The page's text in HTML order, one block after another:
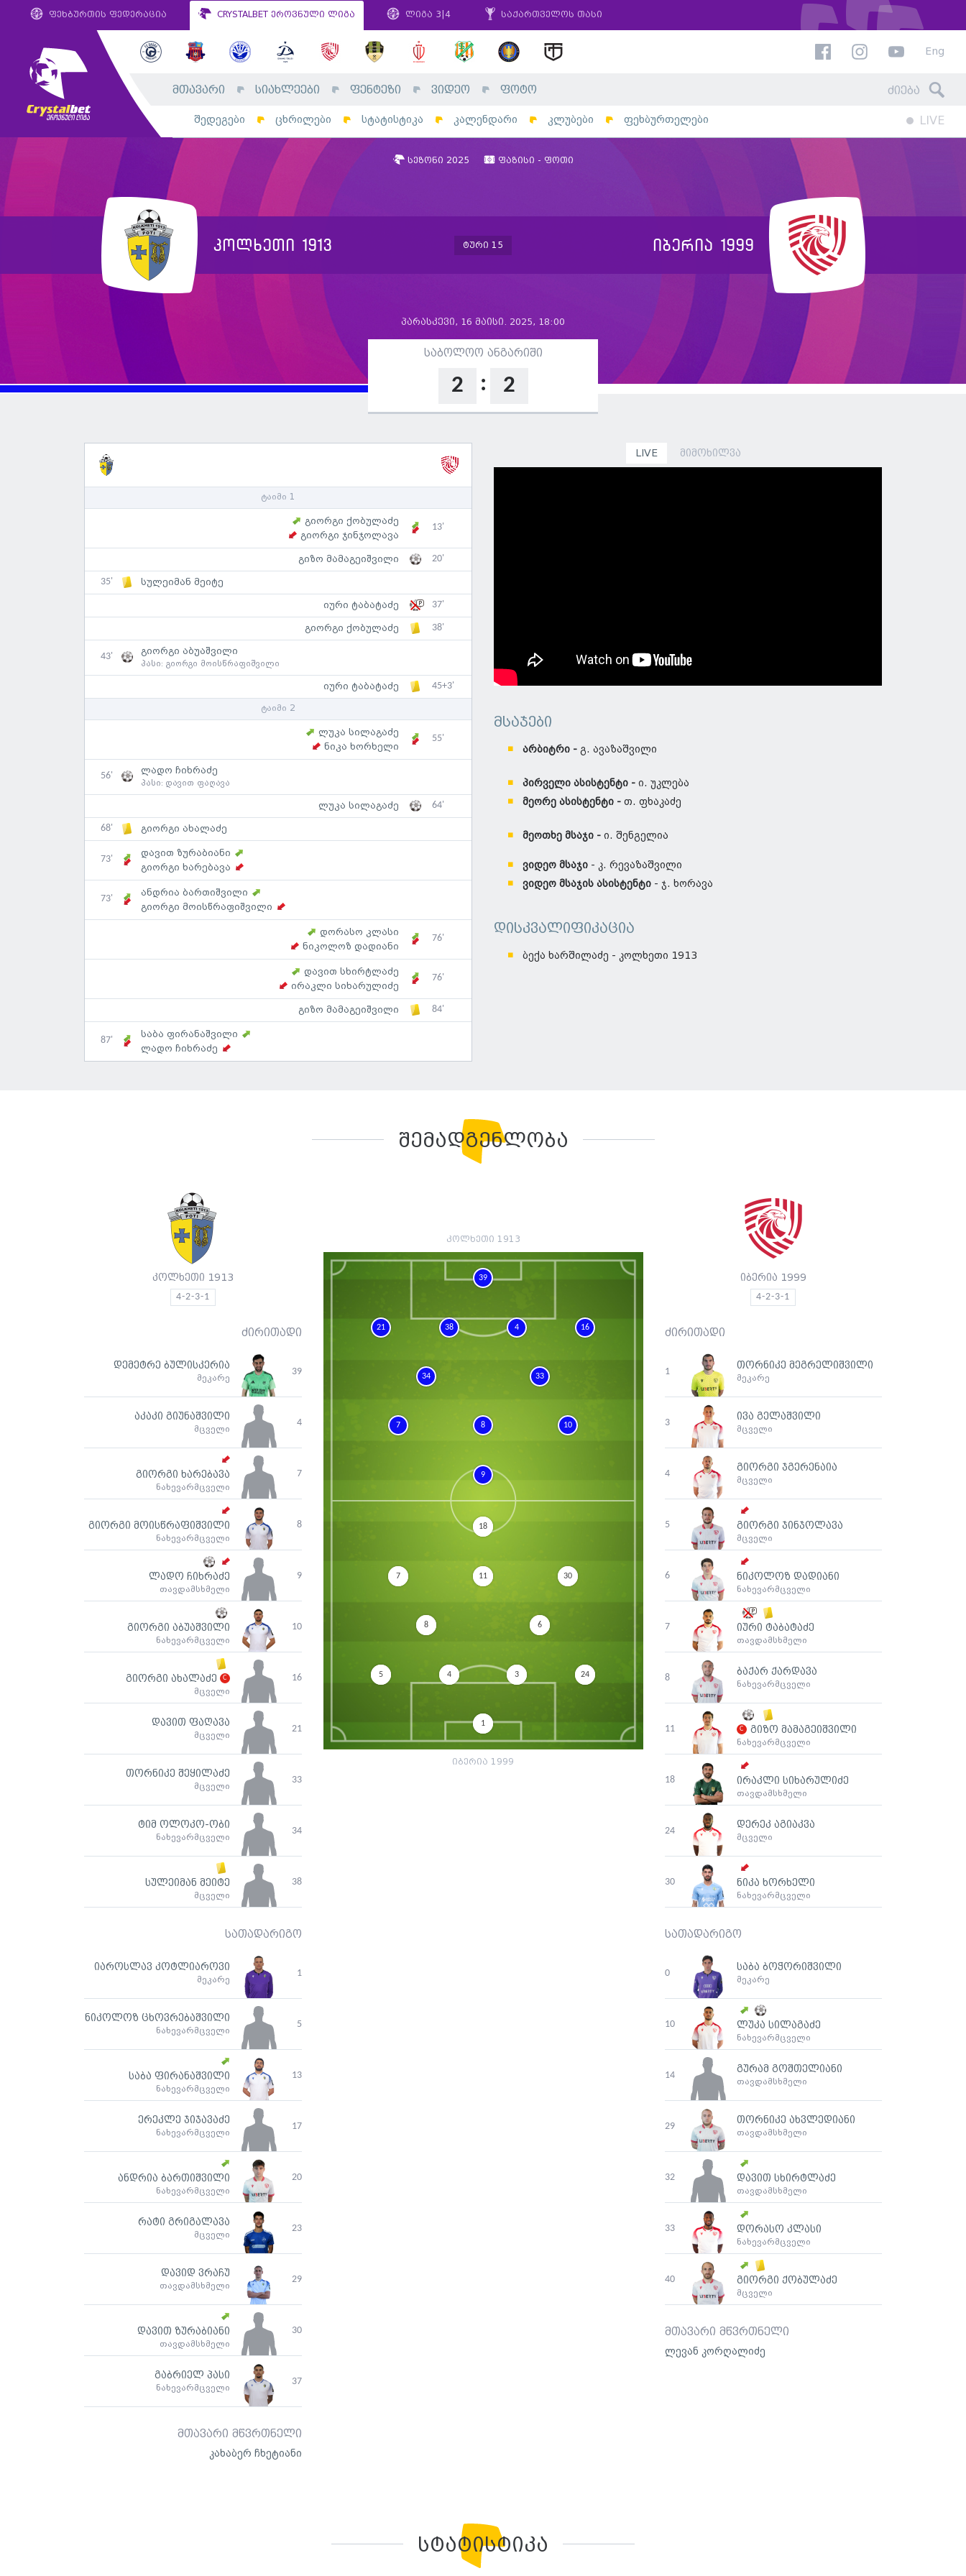
ფეხბურთის ფედერაცია CRYSTALBET ეროვნული ლიგა ლიგა 3|4 საქართველოს თასი
Eng
მთავარი სიახლეები ფენტეზი ვიდეო ფოტო
შედეგები ცხრილები სტატისტიკა კალენდარი კლუბები ფეხბურთელები LIVE
სეზონი 2025 ფაზისი - ფოთი
კოლხეთი 1913 ტური 15 იბერია 1999
პარასკევი, 16 მაისი. 2025, 18:00
საბოლოო ანგარიში
2 : 2
ტაიმი 1
გიორგი ქობულაძე
გიორგი ჯინჯოლავა
13'
გიზო მამაგეიშვილი 20'
35' სულეიმან მეიტე
იური ტაბატაძე 37'
გიორგი ქობულაძე 38'
43' გიორგი აბუაშვილი
პასი: გიორგი მოისწრაფიშვილი
იური ტაბატაძე 45+3'
ტაიმი 2
ლუკა სილაგაძე
ნიკა ხორხელი
55'
56' ლადო ჩიხრაძე
პასი: დავით ფაღავა
ლუკა სილაგაძე 64'
68' გიორგი ახალაძე
73'
დავით ზურაბიანი
გიორგი ხარებავა
73'
ანდრია ბართიშვილი
გიორგი მოისწრაფიშვილი
დორასო კლასი
ნიკოლოზ დადიანი
76'
დავით სხირტლაძე
ირაკლი სიხარულიძე
76'
გიზო მამაგეიშვილი 84'
87'
საბა ფირანაშვილი
ლადო ჩიხრაძე
LIVE მიმოხილვა
მსაჯები
არბიტრი - გ. ავაზაშვილი
პირველი ასისტენტი - ი. უკლება
მეორე ასისტენტი - თ. ფხაკაძე
მეოთხე მსაჯი - ი. შენგელია
ვიდეო მსაჯი - კ. რევაზაშვილი
ვიდეო მსაჯის ასისტენტი - ჯ. ხორავა
დისკვალიფიკაცია
ბექა ხარშილაძე - კოლხეთი 1913
შემადგენლობა
კოლხეთი 1913
4-2-3-1
ძირითადი
39
დემეტრე ბულისკერია
მეკარე
4
აკაკი გიუნაშვილი
მცველი
7
გიორგი ხარებავა
ნახევარმცველი
8
გიორგი მოისწრაფიშვილი
ნახევარმცველი
9
ლადო ჩიხრაძე
თავდამსხმელი
10
გიორგი აბუაშვილი
ნახევარმცველი
16
გიორგი ახალაძე
მცველი
21
დავით ფაღავა
მცველი
33
თორნიკე შეყილაძე
მცველი
34
ტიმ ოლოკო-ობი
ნახევარმცველი
38
სულეიმან მეიტე
მცველი
სათადარიგო
1
იაროსლავ კოტლიაროვი
მეკარე
5
ნიკოლოზ ცხოვრებაშვილი
ნახევარმცველი
13
საბა ფირანაშვილი
ნახევარმცველი
17
ერეკლე ჯიჯავაძე
ნახევარმცველი
20
ანდრია ბართიშვილი
ნახევარმცველი
23
რატი გრიგალავა
მცველი
29
დავიდ ვრაჩუ
თავდამსხმელი
30
დავით ზურაბიანი
თავდამსხმელი
37
გაბრიელ პასი
ნახევარმცველი
მთავარი მწვრთნელი
კახაბერ ჩხეტიანი
იბერია 1999
4-2-3-1
ძირითადი
1
თორნიკე მეგრელიშვილი
მეკარე
3
ივა გელაშვილი
მცველი
4
გიორგი ჯგერენაია
მცველი
5 გიორგი ჯინჯოლავა
მცველი
6 ნიკოლოზ დადიანი
ნახევარმცველი
7 იური ტაბატაძე
თავდამსხმელი
8
ბაქარ ქარდავა
ნახევარმცველი
11 გიზო მამაგეიშვილი
ნახევარმცველი
18 ირაკლი სიხარულიძე
თავდამსხმელი
24
დერეკ აგიაკვა
მცველი
30 ნიკა ხორხელი
ნახევარმცველი
სათადარიგო
0
საბა ბოჭორიშვილი
მეკარე
10 ლუკა სილაგაძე
ნახევარმცველი
14
გურამ გოშთელიანი
თავდამსხმელი
29
თორნიკე ახვლედიანი
თავდამსხმელი
32 დავით სხირტლაძე
თავდამსხმელი
33 დორასო კლასი
ნახევარმცველი
40 გიორგი ქობულაძე
მცველი
მთავარი მწვრთნელი
ლევან კორღალიძე
კოლხეთი 1913
39
21 38 4 16
34 33
7 8 10
9
1
24
3
4
5
6
8
30
11
7
18
იბერია 1999
სტატისტიკა